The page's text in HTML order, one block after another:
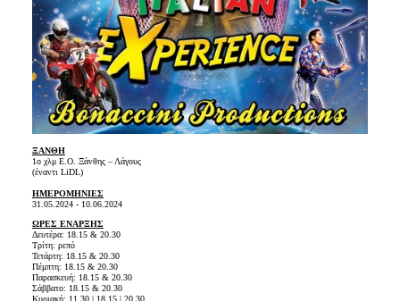
ΞΑΝΘΗ
1ο χλμ Ε.Ο. Ξάνθης – Λάγους
(έναντι LiDL)
ΗΜΕΡΟΜΗΝΙΕΣ
31.05.2024 - 10.06.2024
ΩΡΕΣ ΕΝΑΡΞΗΣ
Δευτέρα: 18.15 & 20.30
Τρίτη: ρεπό
Τετάρτη: 18.15 & 20.30
Πέμπτη: 18.15 & 20.30
Παρασκευή: 18.15 & 20.30
Σάββατο: 18.15 & 20.30
Κυριακή: 11.30 | 18.15 | 20.30